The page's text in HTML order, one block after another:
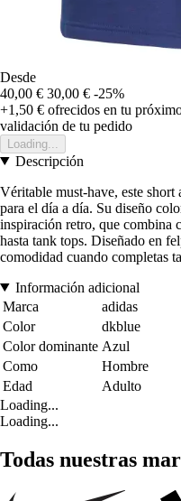
Desde
40,00 € 30,00 € -25%
+1,50 € ofrecidos en tu
validación de tu pedido
Loading...
Descripción
Véritable must-have, este
para el día a día. Su diseño
inspiración retro, que combina
hasta tank tops. Diseñado en
comodidad cuando completas
Información adicional
Marca
adidas
Color
dkblue
Color dominante Azul
Como
Hombre
Edad
Adulto
Loading...
Loading...
Todas nuestras